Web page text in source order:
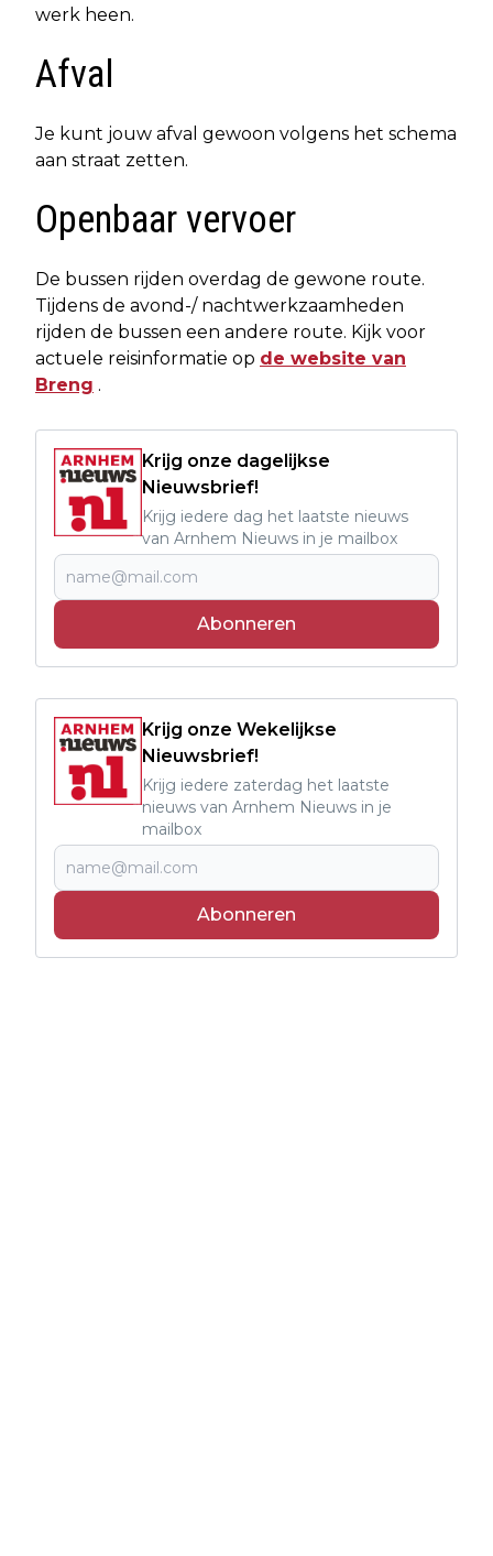
werk heen.
Afval
Je kunt jouw afval gewoon volgens het schema
aan straat zetten.
Openbaar vervoer
De bussen rijden overdag de gewone route.
Tijdens de avond-/ nachtwerkzaamheden
rijden de bussen een andere route. Kijk voor
actuele reisinformatie op de website van
Breng .
Krijg onze dagelijkse
Nieuwsbrief!
Krijg iedere dag het laatste nieuws
van Arnhem Nieuws in je mailbox
Abonneren
Krijg onze Wekelijkse
Nieuwsbrief!
Krijg iedere zaterdag het laatste
nieuws van Arnhem Nieuws in je
mailbox
Abonneren